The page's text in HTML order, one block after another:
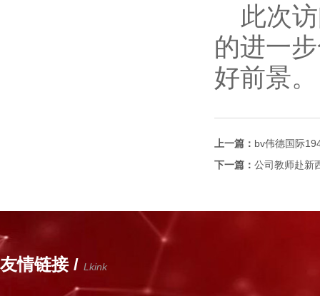
此次
的进一
好前景。
上一篇： bv伟德国际
下一篇： 公司教师赴新
友情链接 / Lkink